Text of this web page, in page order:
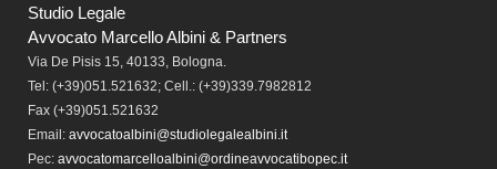
Studio Legale
Avvocato Marcello Albini & Partners
Via De Pisis 15, 40133, Bologna.
Tel: (+39)051.521632; Cell.: (+39)339.7982812
Fax (+39)051.521632
Email: avvocatoalbini@studiolegalealbini.it
Pec: avvocatomarcelloalbini@ordineavvocatibopec.it